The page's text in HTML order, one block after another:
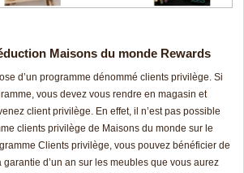
Maisons du monde Rewards
d’un programme dénommé clients privilège. Si
vous devez vous rendre en magasin et
client privilège. En effet, il n’est pas possible
clients privilège de Maisons du monde sur le
Clients privilège, vous pouvez bénéficier de
d’un an sur les meubles que vous aurez